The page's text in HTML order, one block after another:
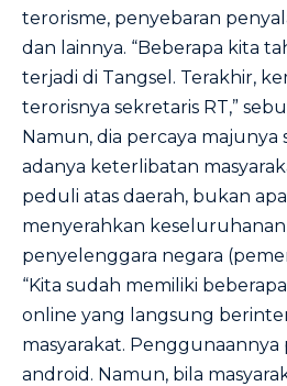
terorisme, penyebaran
dan lainnya. “Beberapa kita
terjadi di Tangsel. Terakhir,
terorisnya sekretaris RT,”
Namun, dia percaya majunya
adanya keterlibatan
peduli atas daerah, bukan
menyerahkan
penyelenggara negara
“Kita sudah memiliki
online yang langsung
masyarakat. Penggunaannya
android. Namun, bila